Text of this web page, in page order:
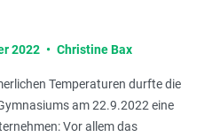
2022 • Christine Bax
Temperaturen durfte die
am 22.9.2022 eine
Vor allem das